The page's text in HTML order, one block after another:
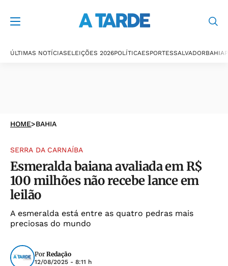
ÚLTIMAS NOTÍCIASELEIÇÕES 2026POLÍTICAESPORTESSALVADORBAHIA
HOME>BAHIA
SERRA DA CARNAÍBA
Esmeralda baiana avaliada em R$
100 milhões não recebe lance em
leilão
A esmeralda está entre as quatro pedras mais
preciosas do mundo
Por Redação
12/08/2025 - 8:11 h